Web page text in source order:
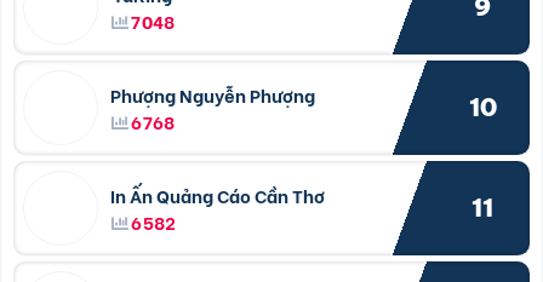
7048
9
Phượng Nguyễn Phượng
6768
10
In Ấn Quảng Cáo Cần Thơ
6582
11